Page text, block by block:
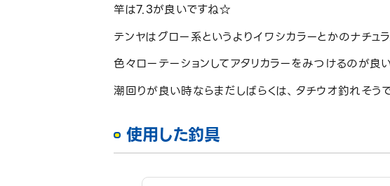
竿は7.3が良いですね☆
テンヤはグロー系というよりイワシカラーとかのナチュ
色々ローテーションしてアタリカラーをみつけるのが良
潮回りが良い時ならまだしばらくは、タチウオ釣れそう
使用した釣具